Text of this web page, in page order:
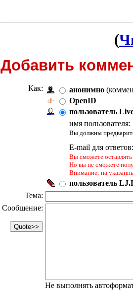
(
Добавить
Как: анонимно
OpenID
пользователь
имя пользователя:
Вы должны
E-mail для
Вы сможете
Но вы не сможете
Внимание: на
пользователь
Тема:
Сообщение:
Не выполнять